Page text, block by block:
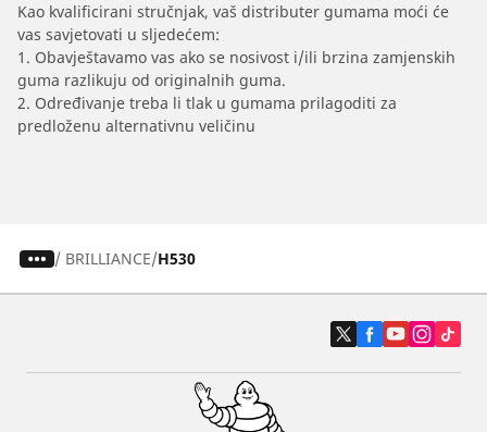
Kao kvalificirani stručnjak, vaš distributer gumama moći će
vas savjetovati u sljedećem:
1. Obavještavamo vas ako se nosivost i/ili brzina zamjenskih
guma razlikuju od originalnih guma.
2. Određivanje treba li tlak u gumama prilagoditi za
predloženu alternativnu veličinu
/ BRILLIANCE H530